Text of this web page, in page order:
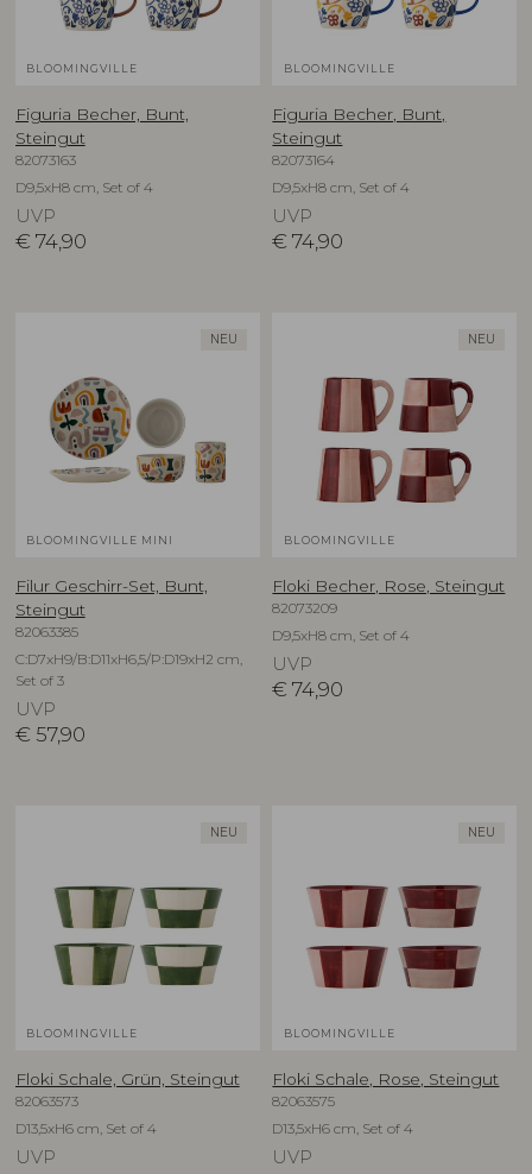
BLOOMINGVILLE
Figuria Becher, Bunt,
Steingut
82073163
D9,5xH8 cm, Set of 4
UVP
€ 74,90
BLOOMINGVILLE
Figuria Becher, Bunt,
Steingut
82073164
D9,5xH8 cm, Set of 4
UVP
€ 74,90
NEU
BLOOMINGVILLE MINI
Filur Geschirr-Set, Bunt,
Steingut
82063385
C:D7xH9/B:D11xH6,5/P:D19xH2 cm,
Set of 3
UVP
€ 57,90
NEU
BLOOMINGVILLE
Floki Becher, Rose, Steingut
82073209
D9,5xH8 cm, Set of 4
UVP
€ 74,90
NEU
BLOOMINGVILLE
Floki Schale, Grün, Steingut
82063573
D13,5xH6 cm, Set of 4
UVP
NEU
BLOOMINGVILLE
Floki Schale, Rose, Steingut
82063575
D13,5xH6 cm, Set of 4
UVP